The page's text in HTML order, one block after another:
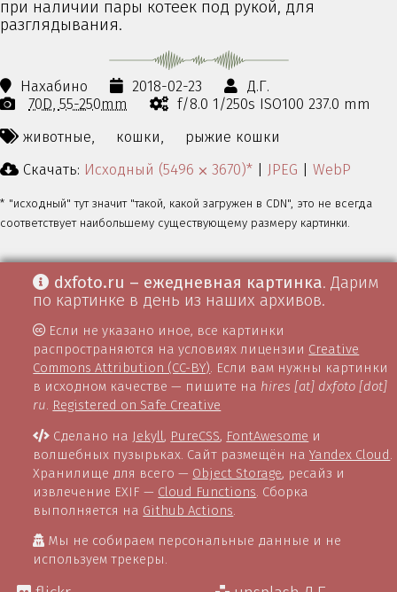
при наличии пары котеек под рукой, для
разглядывания.
Нахабино 2018-02-23
Д.Г.
70D 55-250mm
f/8.0 1/250s ISO100 237.0 mm
животные,
кошки,
рыжие кошки
Скачать: Исходный (5496 ⨉ 3670)* | JPEG | WebP
* "исходный" тут значит "такой, какой загружен в CDN", это не всегда
соответствует наибольшему существующему размеру картинки.
dxfoto.ru – ежедневная картинка. Дарим
по картинке в день из наших архивов.
Если не указано иное, все картинки
распространяются на условиях лицензии Creative
Commons Attribution (CC-BY). Если вам нужны картинки
в исходном качестве — пишите на hires [at] dxfoto [dot]
ru. Registered on Safe Creative
Сделано на Jekyll, PureCSS, FontAwesome и
волшебных пузырьках. Сайт размещён наYandex Cloud
Хранилище для всего — Object Storage, ресайз и
извлечение EXIF — Cloud Functions . Сборка
выполняется на Github Actions
Мы не собираем персональные данные и не
используем трекеры.